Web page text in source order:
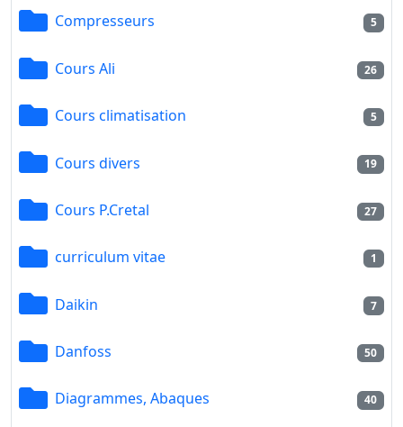
Compresseurs 5
Cours Ali 26
Cours climatisation 5
Cours divers 19
Cours P.Cretal 27
curriculum vitae 1
Daikin 7
Danfoss 50
Diagrammes, Abaques 40